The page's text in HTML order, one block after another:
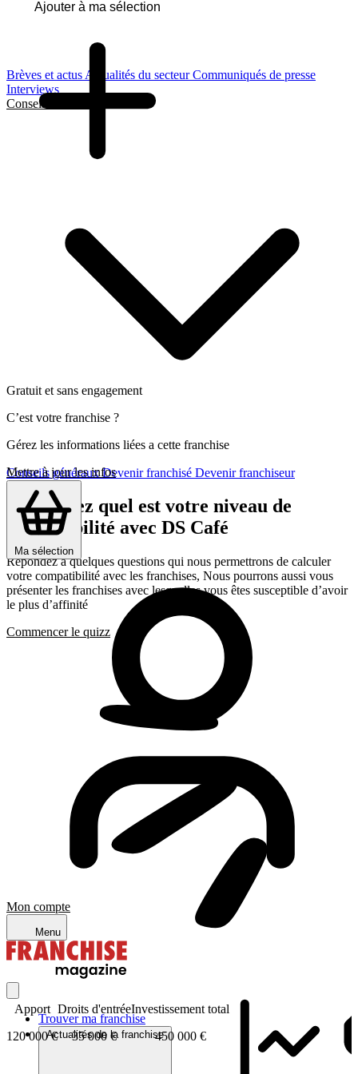
Brèves et actus Actualités du secteurCommuniqués de presse
Interviews
Conseils et Guides
Conseils générauxDevenir franchisé Devenir franchiseur
Ma sélection
Mon compte
Menu
Trouver ma franchise
Actualités de la franchise
Ajouter à ma sélection
Gratuit et sans engagement
C’est votre franchise ?
Gérez les informations liées a cette franchise
Mettre à jour les infos
Découvrez quel est votre niveau de
compatibilité avec DS Café
Répondez a quelques questions qui nous permettrons de calculer
votre compatibilité avec les franchises, Nous pourrons aussi vous
présenter les franchises avec lesquelles vous êtes susceptible d’avoir
le plus d’affinité
Commencer le quizz
Apport
120 000 €
Droits d'entrée
35 000 €
Investissement total
450 000 €